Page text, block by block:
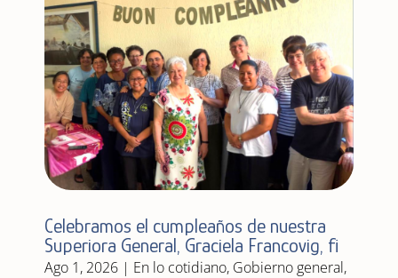
Celebramos el cumpleaños de nuestra
Superiora General, Graciela Francovig, fi
Ago 1, 2026| En lo cotidiano, Gobierno general,